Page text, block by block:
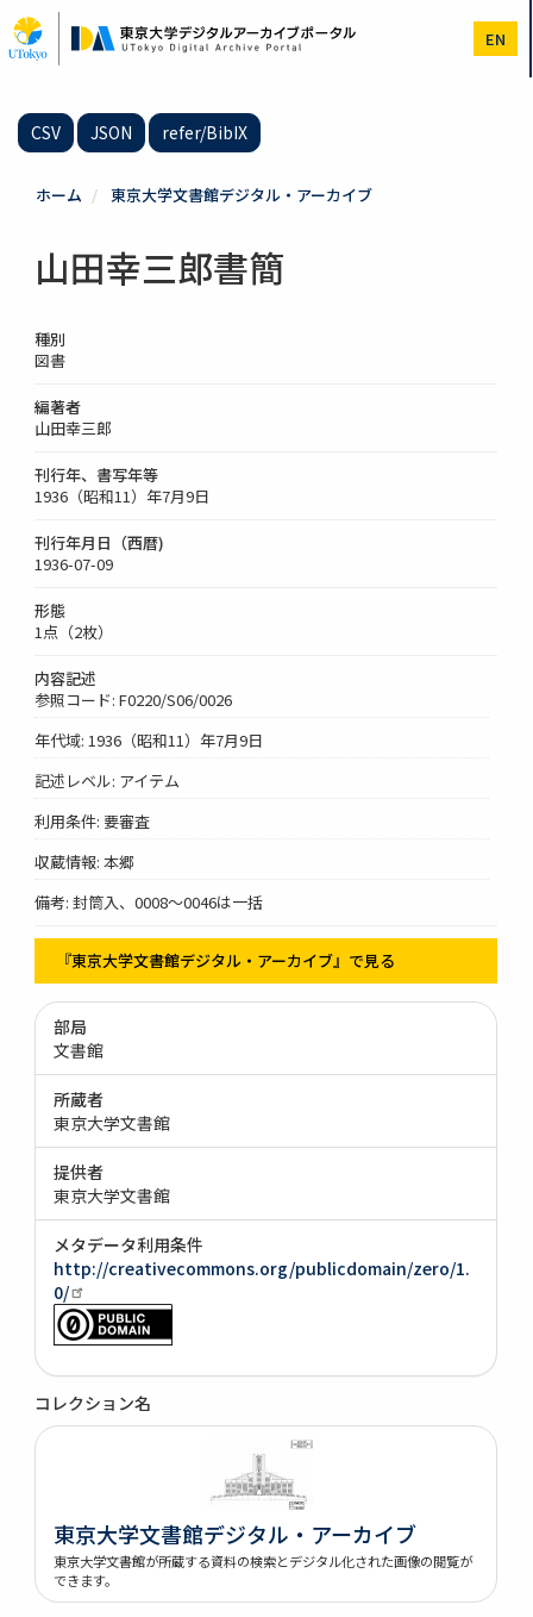
イ
ン
EN
CSV JSON refer/BibIX
ホーム 東京大学文書館デジタル・アーカイブ
山田幸三郎書簡
種別
図書
編著者
山田幸三郎
刊行年、書写年等
1936（昭和11）年7月9日
刊行年月日（西暦)
1936-07-09
形態
1点（2枚）
内容記述
参照コード: F0220/S06/0026
年代域: 1936（昭和11）年7月9日
記述レベル: アイテム
利用条件: 要審査
収蔵情報: 本郷
備考: 封筒入、0008～0046は一括
『東京大学文書館デジタル・アーカイブ』で見る
部局
文書館
所蔵者
東京大学文書館
提供者
東京大学文書館
メタデータ利用条件
http://creativecommons.org/publicdomain/zero/1.
0/
コレクション名
東京大学文書館デジタル・アーカイブ
東京大学文書館が所蔵する資料の検索とデジタル化された画像の閲覧が
できます。